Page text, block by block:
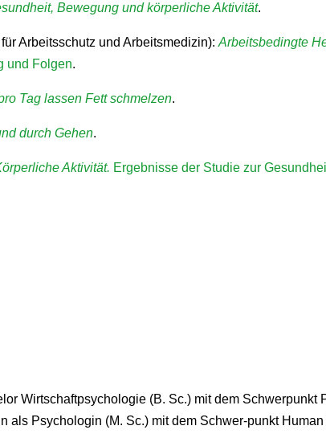
Bewegung und körperliche Aktivität.
Arbeitsschutz und Arbeitsmedizin): Arbeitsbedingte
und Folgen.
Tag lassen Fett schmelzen.
durch Gehen.
Aktivität. Ergebnisse der Studie zur
Wirtschaftpsychologie (B. Sc.) mit dem
als Psychologin (M. Sc.) mit dem Schwer-punkt